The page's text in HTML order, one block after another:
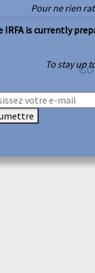
Pour ne rien
IRFA is currently
To stay up